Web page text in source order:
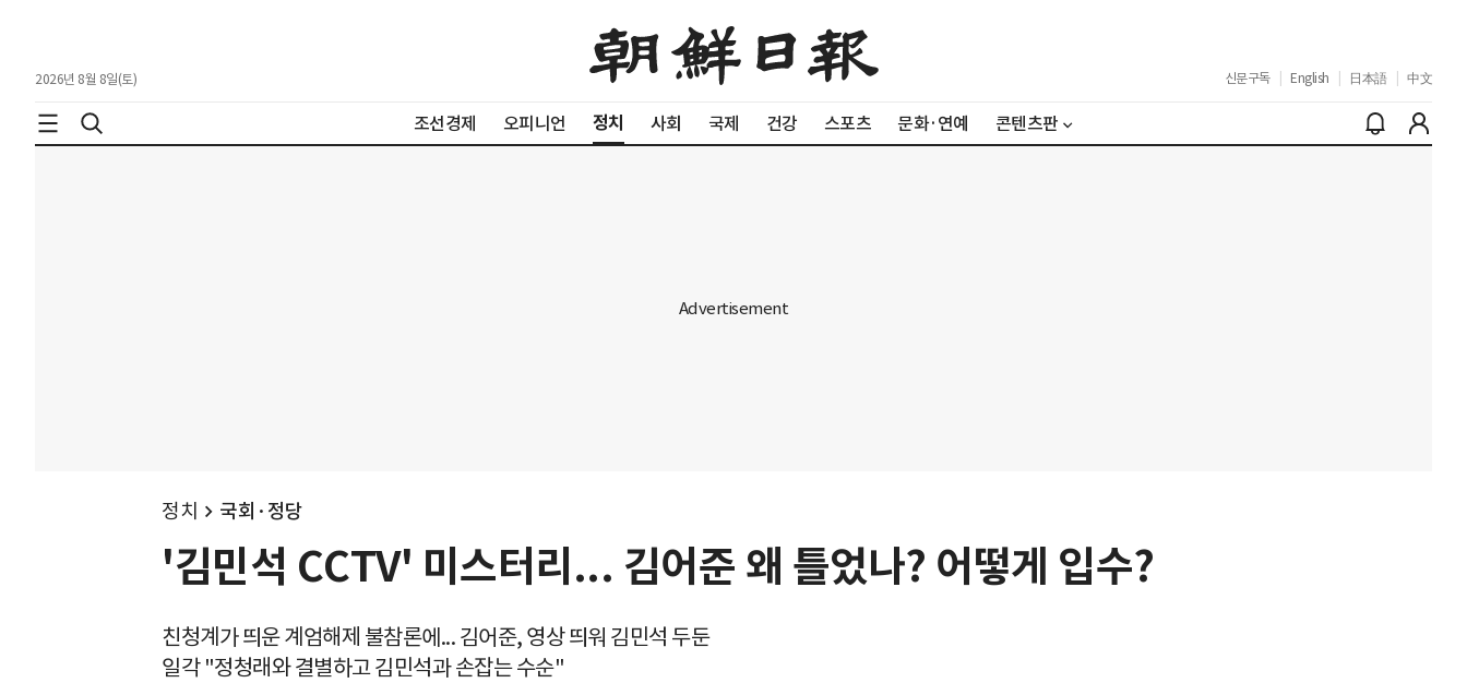
2026년 8월 8일(토) 신문구독 English 日本語 中文
조선경제 오피니언 정치 사회 국제 건강 스포츠 문화·연예 콘텐츠판
정치 국회·정당
'김민석 CCTV' 미스터리... 김어준 왜 틀었나? 어떻게 입수?
친청계가 띄운 계엄해제 불참론에... 김어준, 영상 띄워 김민석 두둔
일각 "정청래와 결별하고 김민석과 손잡는 수순"